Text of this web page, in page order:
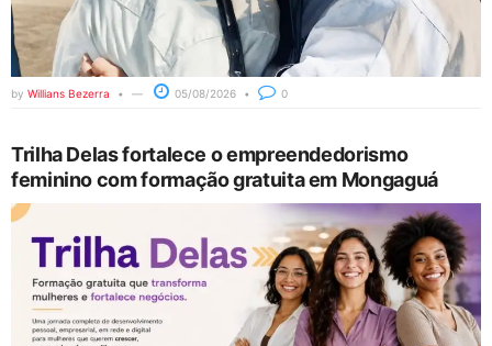
by Willians Bezerra 05/08/2026 0
Trilha Delas fortalece o empreendedorismo
feminino com formação gratuita em Mongaguá